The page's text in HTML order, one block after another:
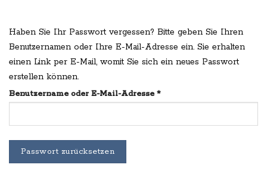
Haben Sie Ihr Passwort vergessen? Bitte geben Sie Ihren
Benutzernamen oder Ihre E-Mail-Adresse ein. Sie erhalten
einen Link per E-Mail, womit Sie sich ein neues Passwort
erstellen können.
Benutzername oder E-Mail-Adresse*Erforderlich
Passwort zurücksetzen